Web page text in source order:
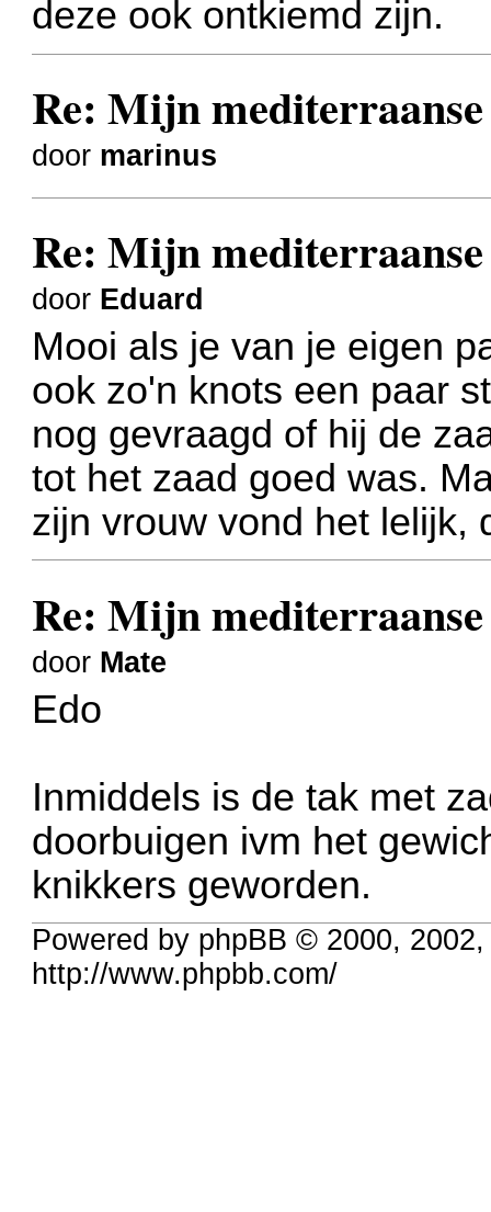
deze ook ontkiemd zijn.
Re: Mijn
door marinus
Re: Mijn
door Eduard
Mooi als je van je eigen
ook zo'n knots een paar
nog gevraagd of hij de
tot het zaad goed was.
zijn vrouw vond het lelijk,
Re: Mijn
door Mate
Edo
Inmiddels is de tak met
doorbuigen ivm het
knikkers geworden.
Powered by phpBB © 2000,
http://www.phpbb.com/